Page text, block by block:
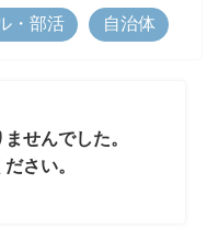
・部活 自治体
せんでした。
さい。